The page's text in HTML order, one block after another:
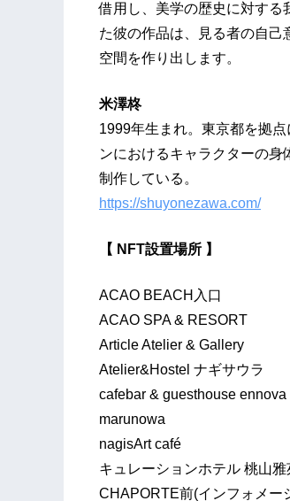
借用し、美学の歴史に対する
た彼の作品は、見る者の自己
空間を作り出します。
米澤柊
1999年生まれ。東京都を拠
ンにおけるキャラクターの
制作している。
https://shuyonezawa.com/
【 NFT設置場所 】
ACAO BEACH入口
ACAO SPA & RESORT
Article Atelier & Gallery
Atelier&Hostel ナギサウラ
cafebar & guesthouse ennova
marunowa
nagisArt café
キュレーションホテル 桃山雅
CHAPORTE前(インフォメー